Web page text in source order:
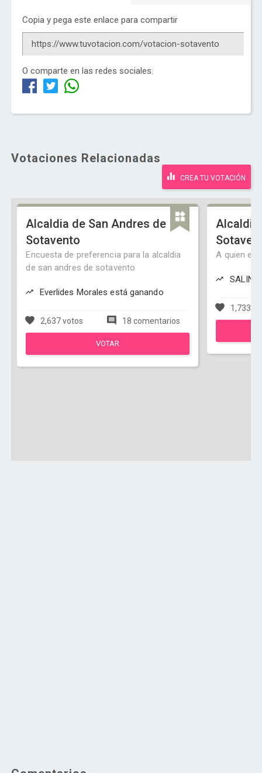
Copia y pega este enlace para compartir
O comparte en las redes sociales:
Votaciones Relacionadas
CREA TU VOTACIÓN
Alcaldia de San Andres de
Sotavento
Encuesta de preferencia para la alcaldia
de san andres de sotavento
Everlides Morales está ganando
2,637 votos 18 comentarios
VOTAR
Alcaldia
A quien
SALIN
1,733